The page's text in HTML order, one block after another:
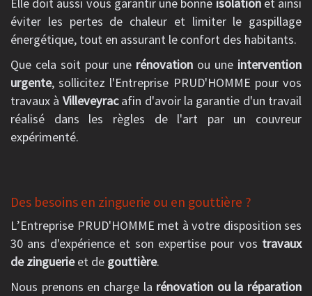
Elle doit aussi vous garantir une bonne isolationet ainsi
éviter les pertes de chaleur et limiter le gaspillage
énergétique, tout en assurant le confort des habitants.
Que cela soit pour une rénovation ou une intervention
urgente, sollicitez l'Entreprise PRUD'HOMME pour vos
travaux à Villeveyracafin d'avoir la garantie d'un travail
réalisé dans les règles de l'art par un couvreur
expérimenté.
Des besoins en zinguerie ou en gouttière ?
L’Entreprise PRUD'HOMME met à votre disposition ses
30 ans d'expérience et son expertise pour vos travaux
de zinguerieet de gouttière.
Nous prenons en charge la rénovation ou la réparation